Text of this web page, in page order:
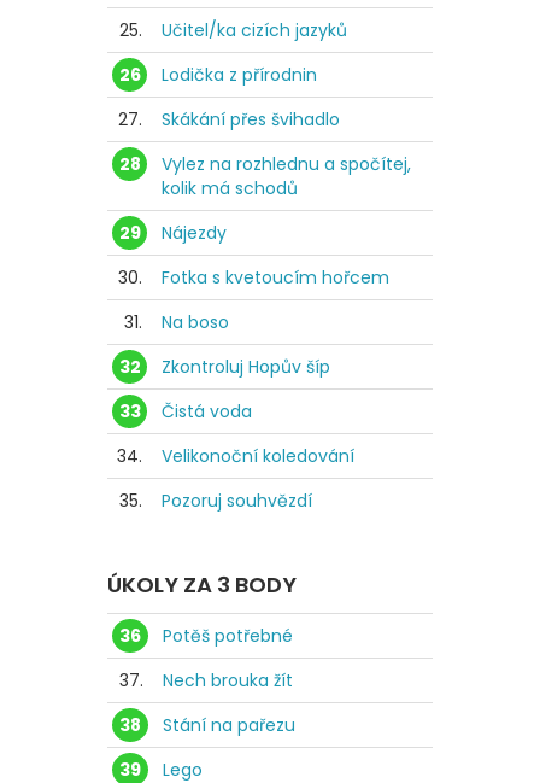
25.
Učitel/ka cizích jazyků
26
Lodička z přírodnin
27.
Skákání přes švihadlo
28
Vylez na rozhlednu a spočítej,
kolik má schodů
29
Nájezdy
30.
Fotka s kvetoucím hořcem
31.
Na boso
32
Zkontroluj Hopův šíp
33
Čistá voda
34.
Velikonoční koledování
35.
Pozoruj souhvězdí
ÚKOLY ZA 3 BODY
36
Potěš potřebné
37.
Nech brouka žít
38
Stání na pařezu
39
Lego